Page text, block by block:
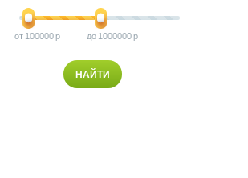
100000 1000000